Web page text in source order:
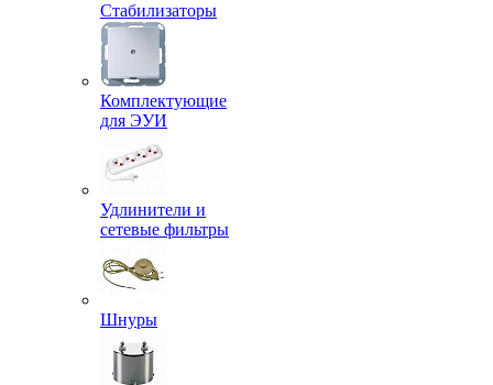
Стабилизаторы
Комплектующие
для ЭУИ
Удлинители и
сетевые фильтры
Шнуры